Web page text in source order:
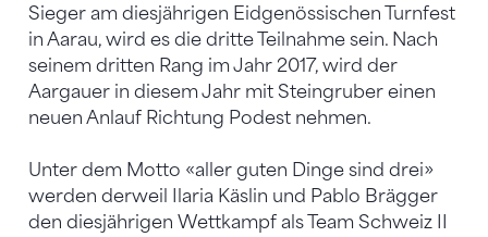
Sieger am diesjährigen Eidgenössischen Turnfest
in Aarau, wird es die dritte Teilnahme sein. Nach
seinem dritten Rang im Jahr 2017, wird der
Aargauer in diesem Jahr mit Steingruber einen
neuen Anlauf Richtung Podest nehmen.
Unter dem Motto «aller guten Dinge sind drei»
werden derweil Ilaria Käslin und Pablo Brägger
den diesjährigen Wettkampf als Team Schweiz II